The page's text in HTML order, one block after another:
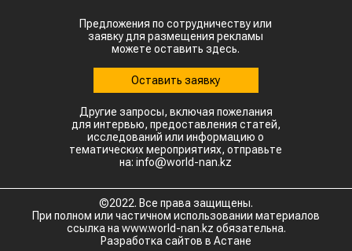
Предложения по сотрудничеству или
заявку для размещения рекламы
можете оставить здесь.
Оставить заявку
Другие запросы, включая пожелания
для интервью, предоставления статей,
исследований или информацию о
тематических мероприятиях, отправьте
на: info@world-nan.kz
©2022. Все права защищены.
При полном или частичном использовании материалов
ссылка на www.world-nan.kz обязательна.
Разработка сайтов в Астане